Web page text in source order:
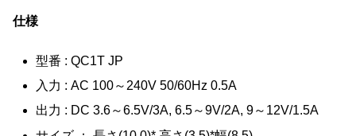
仕様
型番 : QC1T JP
入力 : AC 100～240V 50/60Hz 0.5A
出力 : DC 3.6～6.5V/3A, 6.5～9V/2A, 9～12V/1.5A